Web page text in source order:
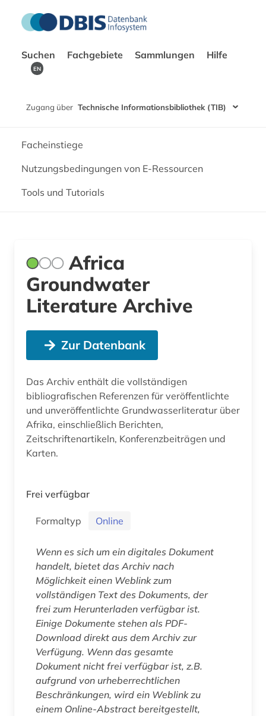
Suchen Fachgebiete Sammlungen Hilfe
EN
Zugang über Technische Informationsbibliothek (TIB)
Facheinstiege
Nutzungsbedingungen von E-Ressourcen
Tools und Tutorials
Africa
Groundwater
Literature Archive
Zur Datenbank
Das Archiv enthält die vollständigen
bibliografischen Referenzen für veröffentlichte
und unveröffentlichte Grundwasserliteratur über
Afrika, einschließlich Berichten,
Zeitschriftenartikeln, Konferenzbeiträgen und
Karten.
Frei verfügbar
Formaltyp Online
Wenn es sich um ein digitales Dokument
handelt, bietet das Archiv nach
Möglichkeit einen Weblink zum
vollständigen Text des Dokuments, der
frei zum Herunterladen verfügbar ist.
Einige Dokumente stehen als PDF-
Download direkt aus dem Archiv zur
Verfügung. Wenn das gesamte
Dokument nicht frei verfügbar ist, z.B.
aufgrund von urheberrechtlichen
Beschränkungen, wird ein Weblink zu
einem Online-Abstract bereitgestellt,